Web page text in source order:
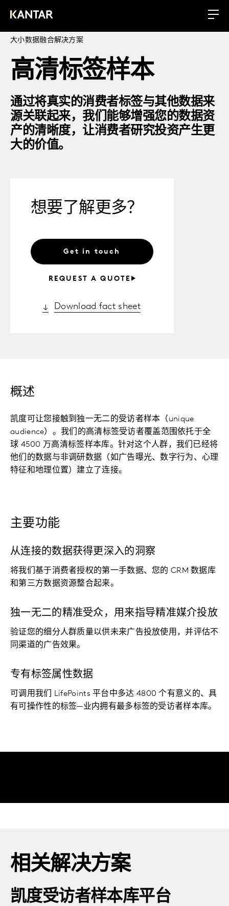
大小数据融合解决方案
高清标签样本
通过将真实的消费者标签与其他数据来
源关联起来，我们能够增强您的数据资
产的清晰度，让消费者研究投资产生更
大的价值。
想要了解更多？
Get in touch
REQUEST A QUOTE
Download fact sheet
概述
凯度可让您接触到独一无二的受访者样本（unique
audience）。我们的高清标签受访者覆盖范围依托于全
球 4500 万高清标签样本库。针对这个人群，我们已经将
他们的数据与非调研数据（如广告曝光、数字行为、心理
特征和地理位置）建立了连接。
主要功能
从连接的数据获得更深入的洞察
将我们基于消费者授权的第一手数据、您的 CRM 数据库
和第三方数据资源整合起来。
独一无二的精准受众，用来指导精准媒介投放
验证您的细分人群质量以供未来广告投放使用，并评估不
同渠道的广告效果。
专有标签属性数据
可调用我们 LifePoints 平台中多达 4800 个有意义的、具
有可操作性的标签—业内拥有最多标签的受访者样本库。
相关解决方案
凯度受访者样本库平台